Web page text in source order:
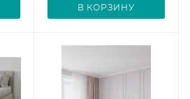
В КОРЗИНУ